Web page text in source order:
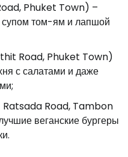
Phuket Town) –
супом том-ям и лапшой
Road, Phuket Town)
с салатами и даже
Road, Tambon
веганские бургеры